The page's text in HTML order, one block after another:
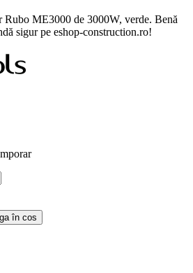
ME3000 de 3000W, verde. Benă
sigur pe eshop-construction.ro!
în cos